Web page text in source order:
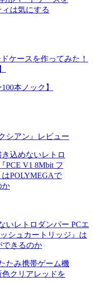
ケースを作ってみた！
シアン』レビュー
いレトロダンパー PCエ
シュカートリッジ』は
できるのか